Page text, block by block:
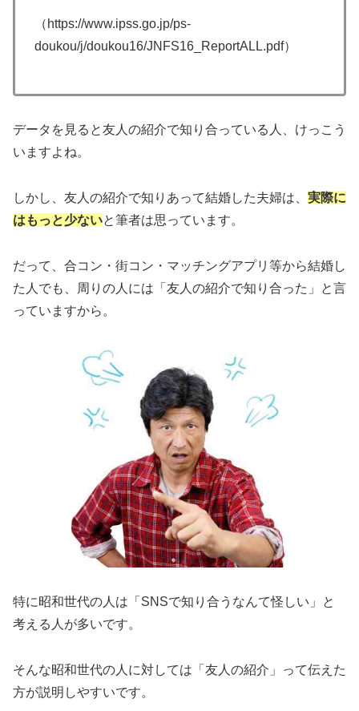
（https://www.ipss.go.jp/ps-
doukou/j/doukou16/JNFS16_ReportALL.pdf）
データを見ると友人の紹介で知り合っている人、けっこう
いますよね。
しかし、友人の紹介で知りあって結婚した夫婦は、 実際に
はもっと少ないと筆者は思っています。
だって、合コン・街コン・マッチングアプリ等から結婚し
た人でも、周りの人には「友人の紹介で知り合った」と言
っていますから。
特に昭和世代の人は「SNSで知り合うなんて怪しい」と
考える人が多いです。
そんな昭和世代の人に対しては「友人の紹介」って伝えた
方が説明しやすいです。